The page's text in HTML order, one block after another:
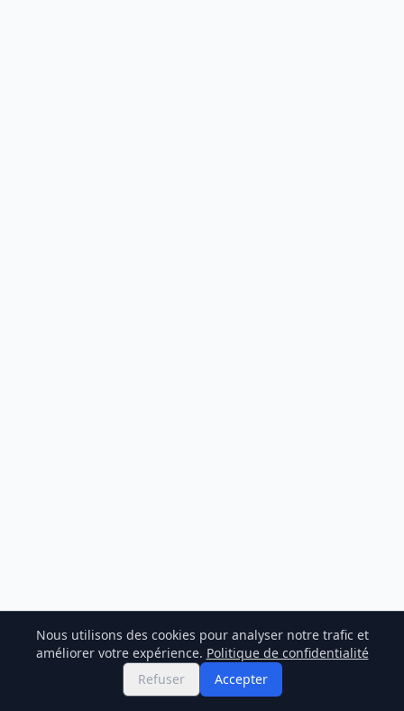
Nous utilisons des cookies pour analyser notre trafic et
améliorer votre expérience. Politique de confidentialité
Refuser
Accepter